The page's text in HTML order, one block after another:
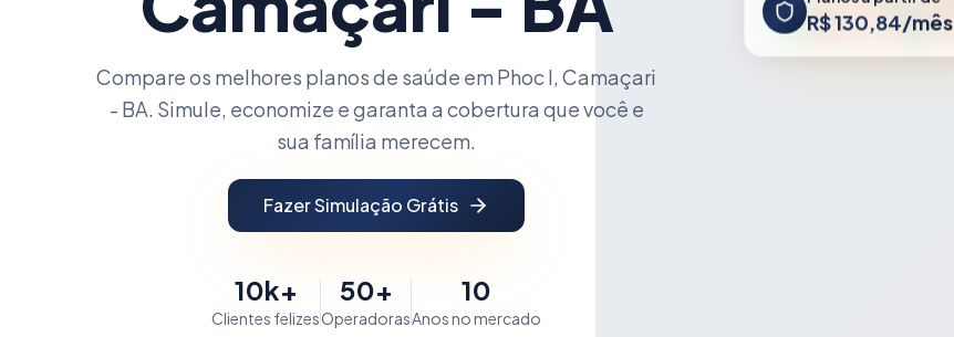
Compare os melhores planos de saúde em Phoc I, Camaçari
- BA. Simule, economize e garanta a cobertura que você e
sua família merecem.
Fazer Simulação Grátis
10k+
Clientes felizes
50+
Operadoras
10
Anos no mercado
R$ 130,84/mês